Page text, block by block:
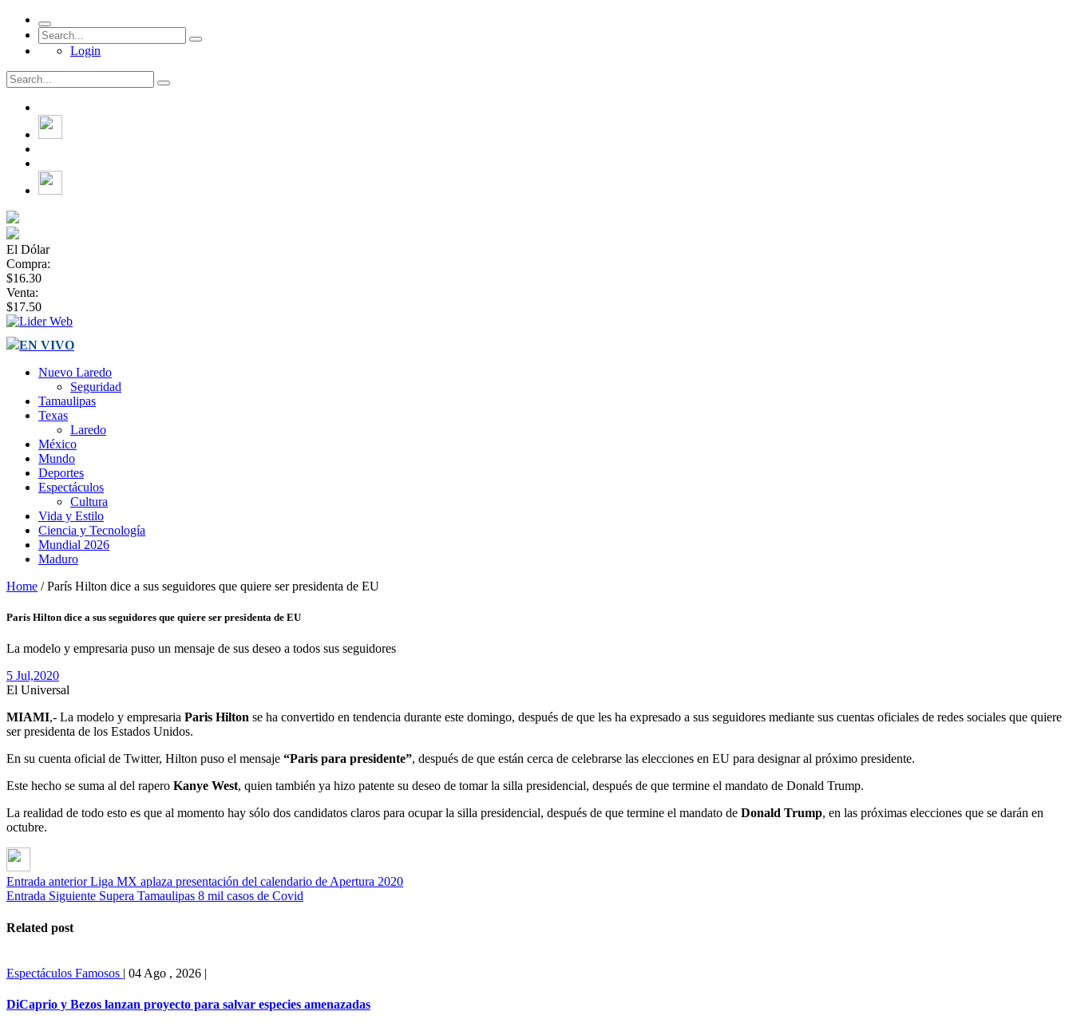
Login
El Dólar
Compra:
$16.30
Venta:
$17.50
EN VIVO
Nuevo Laredo
Seguridad
Tamaulipas
Texas
Laredo
México
Mundo
Deportes
Espectáculos
Cultura
Vida y Estilo
Ciencia y Tecnología
Mundial 2026
Maduro
Home / París Hilton dice a sus seguidores que quiere ser presidenta de EU
París Hilton dice a sus seguidores que quiere ser presidenta de EU
La modelo y empresaria puso un mensaje de sus deseo a todos sus seguidores
5 Jul,2020
El Universal
MIAMI,- La modelo y empresaria Paris Hilton se ha convertido en tendencia durante este domingo, después de que les ha expresado a sus seguidores mediante sus cuentas oficiales de redes sociales que quiere
ser presidenta de los Estados Unidos.
En su cuenta oficial de Twitter, Hilton puso el mensaje “Paris para presidente”, después de que están cerca de celebrarse las elecciones en EU para designar al próximo presidente.
Este hecho se suma al del rapero Kanye West, quien también ya hizo patente su deseo de tomar la silla presidencial, después de que termine el mandato de Donald Trump.
La realidad de todo esto es que al momento hay sólo dos candidatos claros para ocupar la silla presidencial, después de que termine el mandato de Donald Trump, en las próximas elecciones que se darán en
octubre.
Entrada anterior Liga MX aplaza presentación del calendario de Apertura 2020
Entrada Siguiente Supera Tamaulipas 8 mil casos de Covid
Related post
Espectáculos Famosos | 04 Ago , 2026 |
DiCaprio y Bezos lanzan proyecto para salvar especies amenazadas